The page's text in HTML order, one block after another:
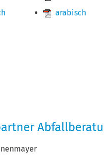
arabisch